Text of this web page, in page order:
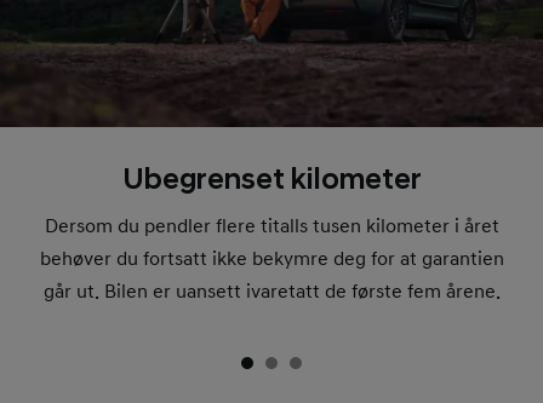
Ubegrenset kilometer
Dersom du pendler flere titalls tusen kilometer i året
behøver du fortsatt ikke bekymre deg for at garantien
går ut. Bilen er uansett ivaretatt de første fem årene.